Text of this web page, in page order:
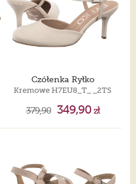
Czółenka Ryłko
Kremowe H7EU8_T_ _2TS
379,90 349,90zł